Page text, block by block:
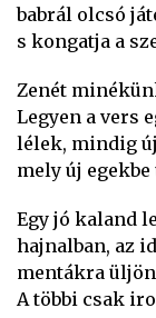
babrál olcsó
s kongatja a
Zenét
Legyen a vers
lélek, mindig
mely új
Egy jó kaland
hajnalban, az
mentákra
A többi csak